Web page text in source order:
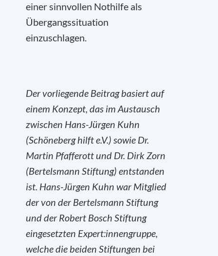
einer sinnvollen Nothilfe als
Übergangssituation
einzuschlagen.
Der vorliegende Beitrag basiert auf
einem Konzept, das im Austausch
zwischen Hans-Jürgen Kuhn
(Schöneberg hilft e.V.) sowie Dr.
Martin Pfafferott und Dr. Dirk Zorn
(Bertelsmann Stiftung) entstanden
ist. Hans-Jürgen Kuhn war Mitglied
der von der Bertelsmann Stiftung
und der Robert Bosch Stiftung
eingesetzten Expert:innengruppe,
welche die beiden Stiftungen bei